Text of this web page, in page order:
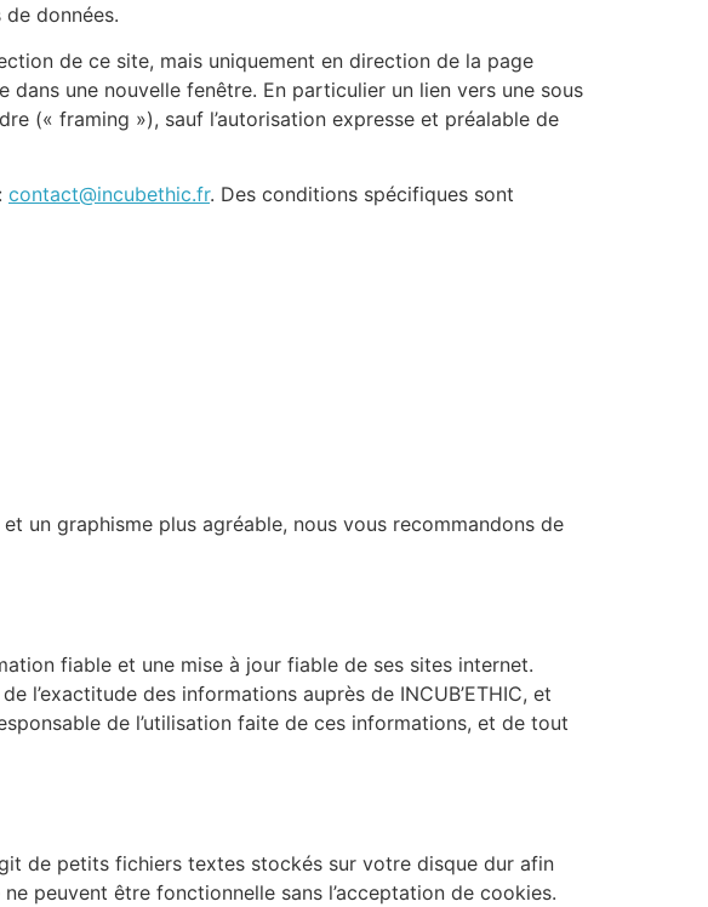
données.
de ce site, mais uniquement en direction de la page
dans une nouvelle fenêtre. En particulier un lien vers une sous
(« framing »), sauf l’autorisation expresse et préalable de
contact@incubethic.fr. Des conditions spécifiques sont
un graphisme plus agréable, nous vous recommandons de
fiable et une mise à jour fiable de ses sites internet.
l’exactitude des informations auprès de INCUB’ETHIC, et
de l’utilisation faite de ces informations, et de tout
de petits fichiers textes stockés sur votre disque dur afin
peuvent être fonctionnelle sans l’acceptation de cookies.